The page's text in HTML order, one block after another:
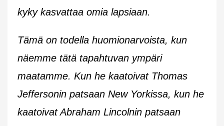
kyky kasvattaa omia lapsiaan.
Tämä on todella huomionarvoista, kun
näemme tätä tapahtuvan ympäri
maatamme. Kun he kaatoivat Thomas
Jeffersonin patsaan New Yorkissa, kun he
kaatoivat Abraham Lincolnin patsaan